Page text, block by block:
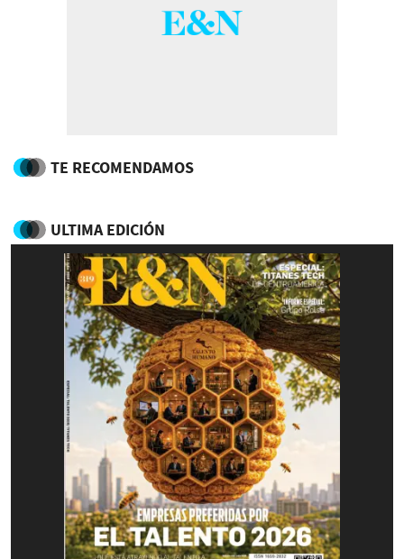
TE RECOMENDAMOS
ULTIMA EDICIÓN